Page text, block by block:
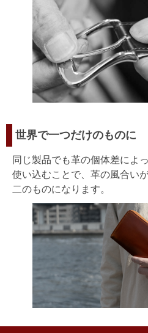
世界で一つだけのものに
同じ製品でも革の個体差によ
使い込むことで、革の風合い
二のものになります。